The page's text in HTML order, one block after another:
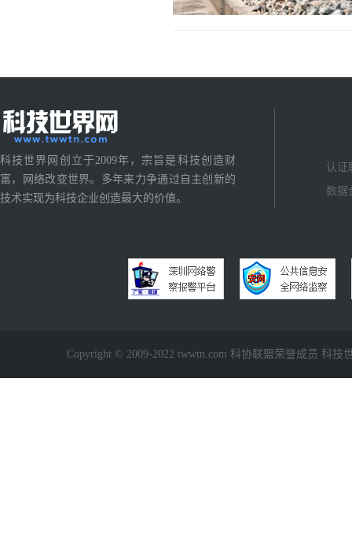
科技世界网创立于2009年，宗旨是科技创造财
富，网络改变世界。多年来力争通过自主创新的
技术实现为科技企业创造最大的价值。
认证
数据
Copyright © 2009-2022 twwtn.com 科协联盟荣誉成员 科